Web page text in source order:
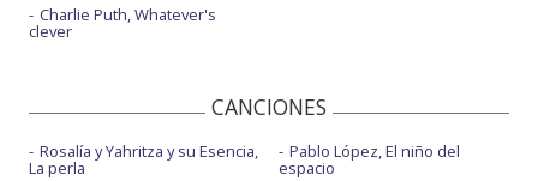
Charlie Puth, Whatever's
clever
CANCIONES
Rosalía y Yahritza y su Esencia,
La perla
Pablo López, El niño del
espacio